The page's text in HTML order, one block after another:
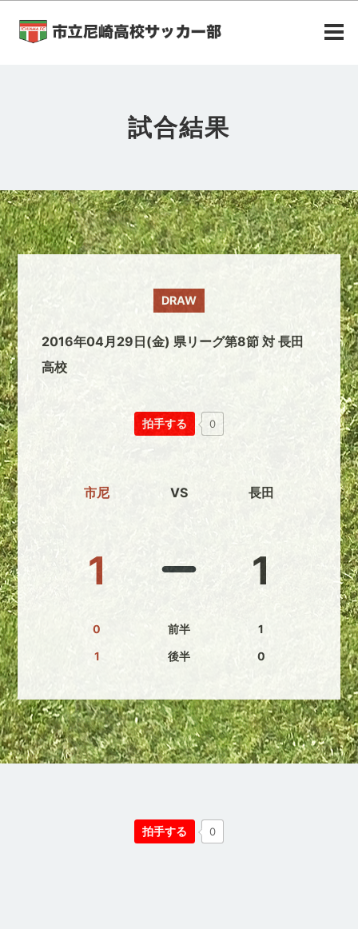
試合結果
DRAW
2016年04月29日(金) 県リーグ第8節 対 長田
高校
拍手する 0
市尼
1
0
1
VS
前半
後半
長田
1
1
0
拍手する 0